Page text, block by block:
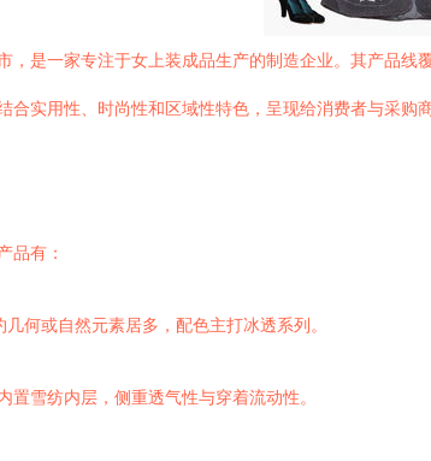
，是一家专注于女上装成品生产的制造企业。其产品
实用性、时尚性和区域性特色，呈现给消费者与采购
品有：
何或自然元素居多，配色主打冰透系列。
雪纺内层，侧重透气性与穿着流动性。